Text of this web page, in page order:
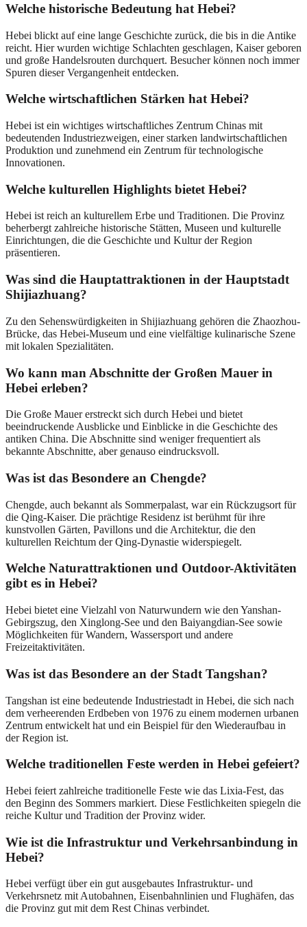
Welche historische Bedeutung hat Hebei?
Hebei blickt auf eine lange Geschichte zurück, die bis in die Antike
reicht. Hier wurden wichtige Schlachten geschlagen, Kaiser geboren
und große Handelsrouten durchquert. Besucher können noch immer
Spuren dieser Vergangenheit entdecken.
Welche wirtschaftlichen Stärken hat Hebei?
Hebei ist ein wichtiges wirtschaftliches Zentrum Chinas mit
bedeutenden Industriezweigen, einer starken landwirtschaftlichen
Produktion und zunehmend ein Zentrum für technologische
Innovationen.
Welche kulturellen Highlights bietet Hebei?
Hebei ist reich an kulturellem Erbe und Traditionen. Die Provinz
beherbergt zahlreiche historische Stätten, Museen und kulturelle
Einrichtungen, die die Geschichte und Kultur der Region
präsentieren.
Was sind die Hauptattraktionen in der Hauptstadt
Shijiazhuang?
Zu den Sehenswürdigkeiten in Shijiazhuang gehören die Zhaozhou-
Brücke, das Hebei-Museum und eine vielfältige kulinarische Szene
mit lokalen Spezialitäten.
Wo kann man Abschnitte der Großen Mauer in
Hebei erleben?
Die Große Mauer erstreckt sich durch Hebei und bietet
beeindruckende Ausblicke und Einblicke in die Geschichte des
antiken China. Die Abschnitte sind weniger frequentiert als
bekannte Abschnitte, aber genauso eindrucksvoll.
Was ist das Besondere an Chengde?
Chengde, auch bekannt als Sommerpalast, war ein Rückzugsort für
die Qing-Kaiser. Die prächtige Residenz ist berühmt für ihre
kunstvollen Gärten, Pavillons und die Architektur, die den
kulturellen Reichtum der Qing-Dynastie widerspiegelt.
Welche Naturattraktionen und Outdoor-Aktivitäten
gibt es in Hebei?
Hebei bietet eine Vielzahl von Naturwundern wie den Yanshan-
Gebirgszug, den Xinglong-See und den Baiyangdian-See sowie
Möglichkeiten für Wandern, Wassersport und andere
Freizeitaktivitäten.
Was ist das Besondere an der Stadt Tangshan?
Tangshan ist eine bedeutende Industriestadt in Hebei, die sich nach
dem verheerenden Erdbeben von 1976 zu einem modernen urbanen
Zentrum entwickelt hat und ein Beispiel für den Wiederaufbau in
der Region ist.
Welche traditionellen Feste werden in Hebei gefeiert?
Hebei feiert zahlreiche traditionelle Feste wie das Lixia-Fest, das
den Beginn des Sommers markiert. Diese Festlichkeiten spiegeln die
reiche Kultur und Tradition der Provinz wider.
Wie ist die Infrastruktur und Verkehrsanbindung in
Hebei?
Hebei verfügt über ein gut ausgebautes Infrastruktur- und
Verkehrsnetz mit Autobahnen, Eisenbahnlinien und Flughäfen, das
die Provinz gut mit dem Rest Chinas verbindet.